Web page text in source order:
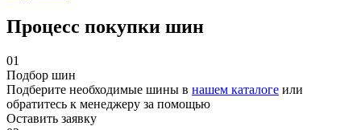
Процесс покупки шин
01
Подбор шин
Подберите необходимые шины в нашем каталоге или
обратитесь к менеджеру за помощью
Оставить заявку